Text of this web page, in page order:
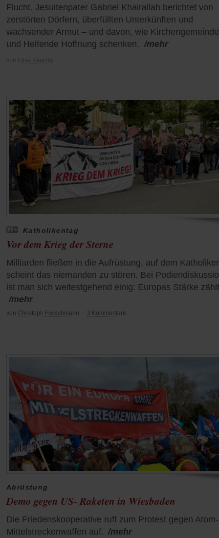
Flucht. Jesuitenpater Gabriel Khairallah berichtet von
zerstörten Dörfern, überfüllten Unterkünften und
wachsender Armut – und davon, wie
und Helfende Hoffnung schenken. /mehr
von Elisa Kautzky
Katholikentag
Vor dem Krieg der Sterne
Milliarden fließen in die Aufrüstung, auf dem
scheint das niemanden zu stören. Bei
ist man sich weitestgehend einig: Europas Stärke
/mehr
von Christoph Fleischmann 3 Kommentare
Abrüstung
Demo gegen US- Raketen in Wiesbaden
Die Friedenskooperative ruft zum Protest gegen
Mittelstreckenwaffen auf. /mehr